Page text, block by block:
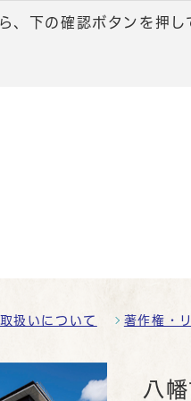
、下の確認ボタンを押し
扱いについて 著作権・
八